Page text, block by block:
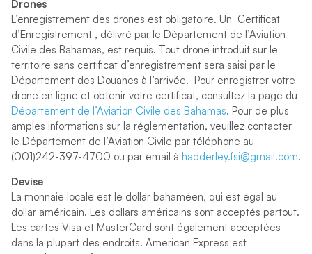
Drones
L’enregistrement des drones est obligatoire. Un Certificat
d’Enregistrement , délivré par le Département de l’Aviation
Civile des Bahamas, est requis. Tout drone introduit sur le
territoire sans certificat d’enregistrement sera saisi par le
Département des Douanes à l’arrivée. Pour enregistrer votre
drone en ligne et obtenir votre certificat, consultez la page du
Département de l’Aviation Civile des Bahamas. Pour de plus
amples informations sur la réglementation, veuillez contacter
le Département de l’Aviation Civile par téléphone au
(001)242-397-4700 ou par email à hadderley.fsi@gmail.com.
Devise
La monnaie locale est le dollar bahaméen, qui est égal au
dollar américain. Les dollars américains sont acceptés partout.
Les cartes Visa et MasterCard sont également acceptées
dans la plupart des endroits. American Express est